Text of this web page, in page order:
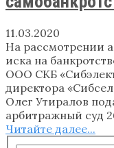
11.03.2020
На рассмотрении
иска на
ООО СКБ
директора
Олег Утиралов
арбитражный суд
Читайте далее...